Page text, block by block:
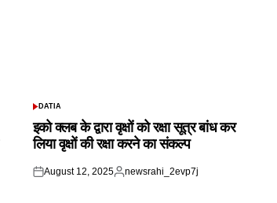
POSTED
DATIA
इको क्लब के द्वारा वृक्षों को रक्षा सूत्र बांध कर
लिया वृक्षों की रक्षा करने का संकल्प
Posted
August 12, 2025
Posted
newsrahi_2evp7j